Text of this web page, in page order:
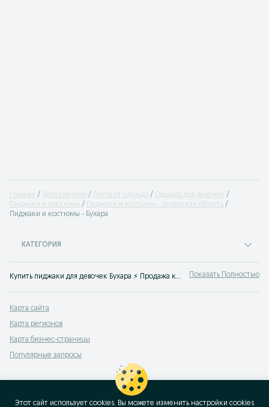
Главная Детский мир Детская одежда
Одежда для девочек
Пиджаки и костюмы
Пиджаки и костюмы - Бухарская область
Пиджаки и костюмы - Бухара
КАТЕГОРИЯ
Купить пиджаки для девочек Бухара ⚡️ Продажа костюмов для девочек по лучшим ценам ✌ Выгодные цены на детскую одежду на OLX.uz Показать Полностью
Карта сайта
Карта регионов
Карта бизнес-страницы
Популярные запросы
Этот сайт использует cookies. Вы можете изменить настройки cookies